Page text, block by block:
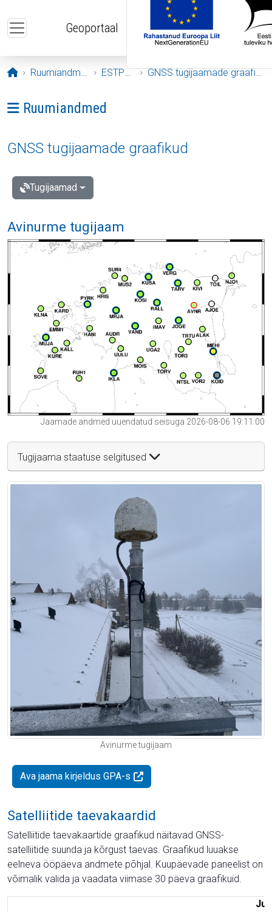
Geoportaal
Avaleht
Ruumiandmed ESTPOS GNSS tugijaamade graafikud
Ava menüü: Ruumiandmed
Ruumiandmed
GNSS tugijaamade graafikud
Tugijaamad
Avinurme tugijaam
Jaamade andmed uuendatud seisuga 2026-08-06 19:11:00
Tugijaama staatuse selgitused
Avinurme tugijaam
Ava jaama kirjeldus GPA-s
Satelliitide taevakaardid
Satelliitide taevakaartide graafikud näitavad GNSS-
satelliitide suunda ja kõrgust taevas. Graafikud luuakse
eelneva ööpäeva andmete põhjal. Kuupäevade paneelist on
võimalik valida ja vaadata viimase 30 päeva graafikuid.